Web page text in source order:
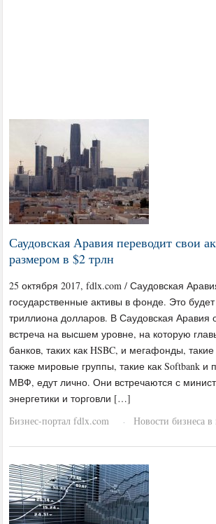
Саудовская Аравия переводит свои
размером в $2 трлн
25 октября 2017, fdlx.com / Саудовская
государственные активы в фонде. Это
триллиона долларов. В Саудовская Аравия
встреча на высшем уровне, на которую
банков, таких как HSBC, и мегафонды, такие
также мировые группы, такие как Softbank и
МВФ, едут лично. Они встречаются с
энергетики и торговли […]
Бизнес-портал fdlx.com
· Новости бизнеса